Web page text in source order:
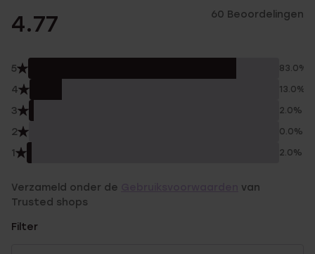
4.77 60 Beoordelingen
5 83.0%
4 13.0%
3 2.0%
2 0.0%
1 2.0%
Verzameld onder de
van
Trusted shops
Filter